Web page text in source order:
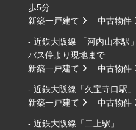
歩5分
新築一戸建て
中古物件
- 近鉄大阪線 「河内山本駅
バス停より現地まで
新築一戸建て
中古物件
- 近鉄大阪線「久宝寺口駅」
新築一戸建て
中古物件
- 近鉄大阪線「二上駅」